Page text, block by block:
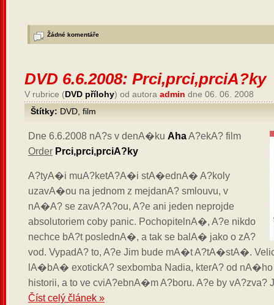
Žádné komentáře
DVD 6.6.2008: Prci,prci,prciA?ky
V rubrice (DVD přílohy) od autora admin dne 06. 06. 2008
Štítky: DVD film
Dne 6.6.2008 nA?s v denA�ku AhaA?ekA? film
Order Prci,prci,prciA?ky
A?tyA�i muA?ketA?A�i stA�ednA� A?koly
uzavA�ou na jednom z mejdanA? smlouvu, v
nA�A? se zavA?A?ou, A?e ani jeden neprojde
absolutoriem coby panic. PochopitelnA�, A?e nikdo
nechce bA?t poslednA�, a tak se balA� jako o zA?
vod. VypadA? to, A?e Jim bude mA�t A?tA�stA�.
lA�bA� exotickA? sexbomba Nadia, kterA? od nA�ho
historii, a to ve cviA?ebnA�m A?boru. A?e by vA?zva?
Číst celý článek »